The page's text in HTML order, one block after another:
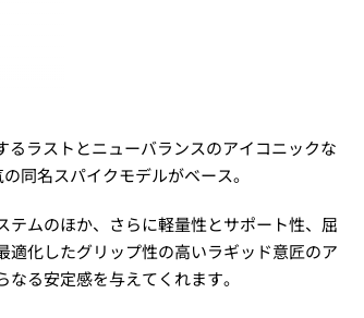
るラストとニューバランスのアイコニックな
同名スパイクモデルがベース。
ムのほか、さらに軽量性とサポート性、屈
化したグリップ性の高いラギッド意匠のア
る安定感を与えてくれます。